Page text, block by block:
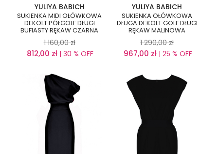
YULIYA BABICH
SUKIENKA MIDI OŁÓWKOWA
DEKOLT PÓŁGOLF DŁUGI
BUFIASTY RĘKAW CZARNA
1 160,00 zł
812,00 zł | 30 % OFF
YULIYA BABICH
SUKIENKA OŁÓWKOWA
DŁUGA DEKOLT GOLF DŁUGI
RĘKAW MALINOWA
1 290,00 zł
967,00 zł| 25 % OFF